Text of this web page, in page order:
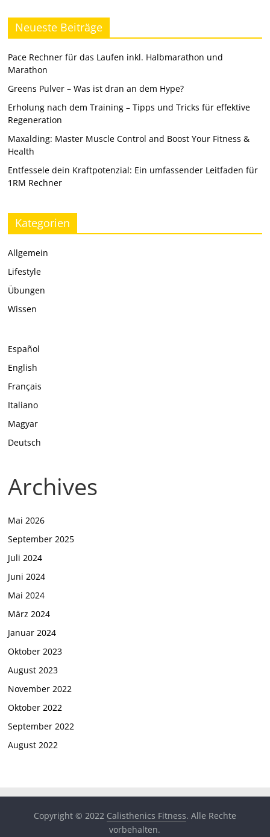
Neueste Beiträge
Pace Rechner für das Laufen inkl. Halbmarathon und
Marathon
Greens Pulver – Was ist dran an dem Hype?
Erholung nach dem Training – Tipps und Tricks für effektive
Regeneration
Maxalding: Master Muscle Control and Boost Your Fitness &
Health
Entfessele dein Kraftpotenzial: Ein umfassender Leitfaden für
1RM Rechner
Kategorien
Allgemein
Lifestyle
Übungen
Wissen
Español
English
Français
Italiano
Magyar
Deutsch
Archives
Mai 2026
September 2025
Juli 2024
Juni 2024
Mai 2024
März 2024
Januar 2024
Oktober 2023
August 2023
November 2022
Oktober 2022
September 2022
August 2022
Copyright © 2022 Calisthenics Fitness. Alle Rechte
vorbehalten.